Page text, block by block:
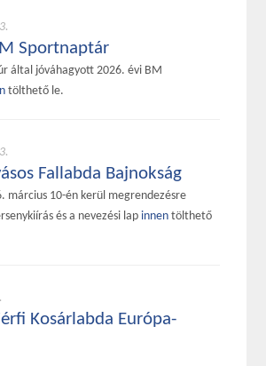
Sportnaptár
által jóváhagyott 2026. évi BM
tölthető le.
Fallabda Bajnokság
március 10-én kerül megrendezésre
és a nevezési lap innen tölthető
Kosárlabda Európa-